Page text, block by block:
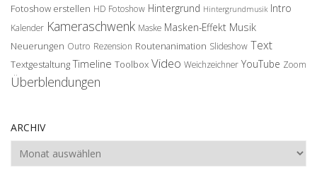
Fotoshow erstellen HD Fotoshow Hintergrund Hintergrundmusik Intro
Kalender Kameraschwenk Maske Masken-Effekt Musik
Neuerungen Outro Rezension Routenanimation Slideshow Text
Textgestaltung Timeline Toolbox Video Weichzeichner YouTube Zoom
Überblendungen
ARCHIV
Archiv